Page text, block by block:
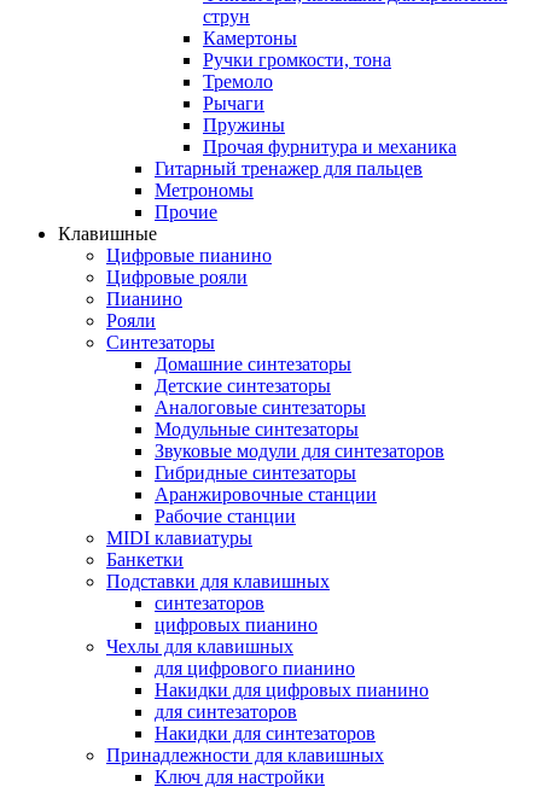
струн
Камертоны
Ручки громкости, тона
Тремоло
Рычаги
Пружины
Прочая фурнитура и механика
Гитарный тренажер для пальцев
Метрономы
Прочие
Клавишные
Цифровые пианино
Цифровые рояли
Пианино
Рояли
Синтезаторы
Домашние синтезаторы
Детские синтезаторы
Аналоговые синтезаторы
Модульные синтезаторы
Звуковые модули для синтезаторов
Гибридные синтезаторы
Аранжировочные станции
Рабочие станции
MIDI клавиатуры
Банкетки
Подставки для клавишных
синтезаторов
цифровых пианино
Чехлы для клавишных
для цифрового пианино
Накидки для цифровых пианино
для синтезаторов
Накидки для синтезаторов
Принадлежности для клавишных
Ключ для настройки